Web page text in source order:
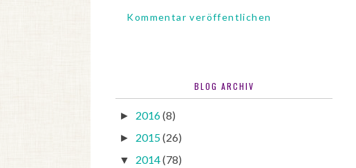
Kommentar veröffentlichen
BLOG ARCHIV
► 2016(8)
► 2015(26)
▼ 2014(78)